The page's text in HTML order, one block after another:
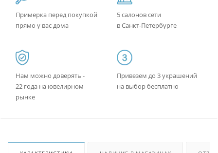
Примерка перед покупкой
прямо у вас дома
5 салонов сети
в Санкт-Петербурге
Нам можно доверять -
22 года на ювелирном
рынке
Привезем до 3 украшений
на выбор бесплатно